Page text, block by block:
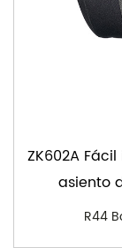
ZK602A
asiento
R44